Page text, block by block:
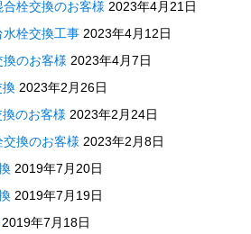
栓交換のお客様 2023年4月21日
栓交換工事 2023年4月12日
のお客様 2023年4月7日
2023年2月26日
のお客様 2023年2月24日
換のお客様 2023年2月8日
2019年7月20日
2019年7月19日
2019年7月18日